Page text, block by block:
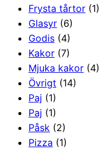
Frysta tårtor (1)
Glasyr (6)
Godis (4)
Kakor (7)
Mjuka kakor (4)
Övrigt (14)
Paj (1)
Paj (1)
Påsk (2)
Pizza (1)